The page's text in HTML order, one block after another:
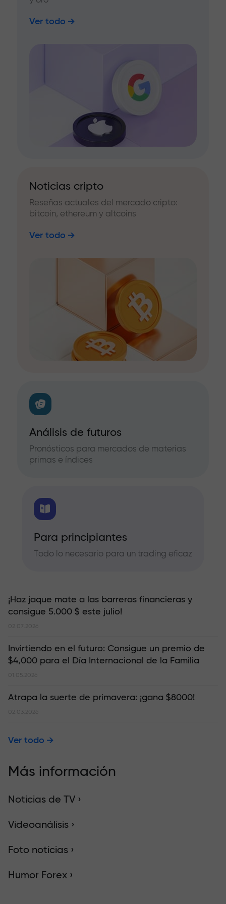
Ver todo
Noticias cripto
Reseñas actuales del mercado cripto:
bitcoin, ethereum y altcoins
Ver todo
Análisis de futuros
Pronósticos para mercados de materias
primas e índices
Para principiantes
Todo lo necesario para un trading eficaz
¡Haz jaque mate a las barreras financieras y
consigue 5.000 $ este julio!
02.07.2026
Invirtiendo en el futuro: Consigue un premio de
$4,000 para el Día Internacional de la Familia
01.05.2026
Atrapa la suerte de primavera: ¡gana $8000!
02.03.2026
Ver todo
Más información
Noticias de TV ›
Videoanálisis ›
Foto noticias ›
Humor Forex ›